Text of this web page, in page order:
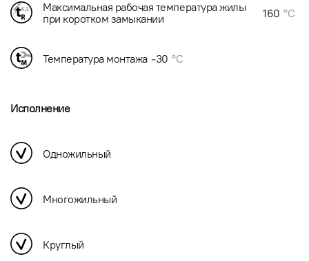
Максимальная рабочая температура жилы
при коротком замыкании
160 °C
Температура монтажа -30 °C
Исполнение
Одножильный
Многожильный
Круглый